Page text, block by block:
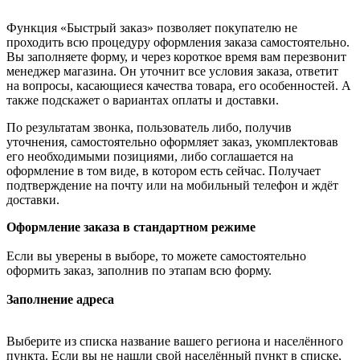
Функция «Быстрый заказ» позволяет покупателю не
проходить всю процедуру оформления заказа самостоятельно.
Вы заполняете форму, и через короткое время вам перезвонит
менеджер магазина. Он уточнит все условия заказа, ответит
на вопросы, касающиеся качества товара, его особенностей. А
также подскажет о вариантах оплаты и доставки.
По результатам звонка, пользователь либо, получив
уточнения, самостоятельно оформляет заказ, укомплектовав
его необходимыми позициями, либо соглашается на
оформление в том виде, в котором есть сейчас. Получает
подтверждение на почту или на мобильный телефон и ждёт
доставки.
Оформление заказа в стандартном режиме
Если вы уверены в выборе, то можете самостоятельно
оформить заказ, заполнив по этапам всю форму.
Заполнение адреса
Выберите из списка название вашего региона и населённого
пункта. Если вы не нашли свой населённый пункт в списке,